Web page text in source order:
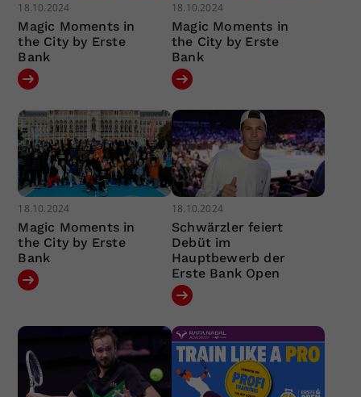
18.10.2024
Magic Moments in
the City by Erste
Bank
18.10.2024
Magic Moments in
the City by Erste
Bank
18.10.2024
Magic Moments in
the City by Erste
Bank
18.10.2024
Schwärzler feiert
Debüt im
Hauptbewerb der
Erste Bank Open